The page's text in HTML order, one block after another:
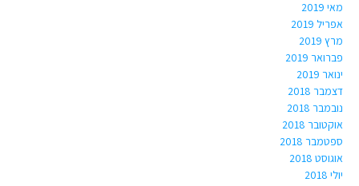
מאי 2019
אפריל 2019
מרץ 2019
פברואר 2019
ינואר 2019
דצמבר 2018
נובמבר 2018
אוקטובר 2018
ספטמבר 2018
אוגוסט 2018
יולי 2018